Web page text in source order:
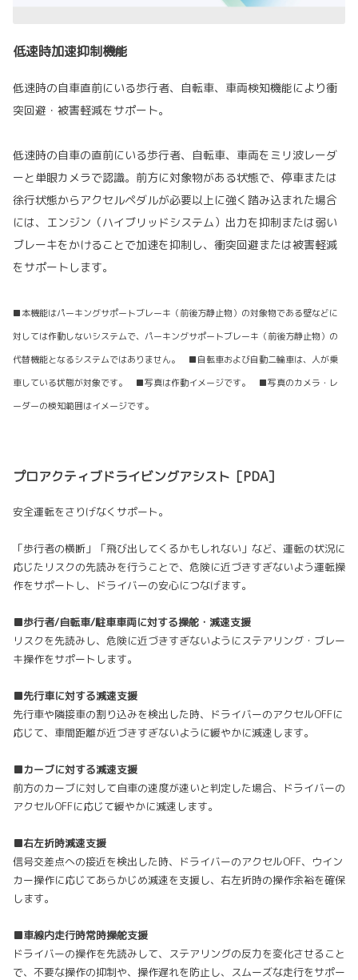
低速時加速抑制機能
低速時の自車直前にいる歩行者、自転車、車両検知機能により衝
突回避・被害軽減をサポート。
低速時の自車の直前にいる歩行者、自転車、車両をミリ波レーダ
ーと単眼カメラで認識。前方に対象物がある状態で、停車または
徐行状態からアクセルペダルが必要以上に強く踏み込まれた場合
には、エンジン（ハイブリッドシステム）出力を抑制または弱い
ブレーキをかけることで加速を抑制し、衝突回避または被害軽減
をサポートします。
■本機能はパーキングサポートブレーキ（前後方静止物）の対象物である壁などに
対しては作動しないシステムで、パーキングサポートブレーキ（前後方静止物）の
代替機能となるシステムではありません。 ■自転車および自動二輪車は、人が乗
車している状態が対象です。 ■写真は作動イメージです。 ■写真のカメラ・レ
ーダーの検知範囲はイメージです。
プロアクティブドライビングアシスト［PDA］
安全運転をさりげなくサポート。
「歩行者の横断」「飛び出してくるかもしれない」など、運転の状況に
応じたリスクの先読みを行うことで、危険に近づきすぎないよう運転操
作をサポートし、ドライバーの安心につなげます。
■歩行者/自転車/駐車車両に対する操舵・減速支援
リスクを先読みし、危険に近づきすぎないようにステアリング・ブレー
キ操作をサポートします。
■先行車に対する減速支援
先行車や隣接車の割り込みを検出した時、ドライバーのアクセルOFFに
応じて、車間距離が近づきすぎないように緩やかに減速します。
■カーブに対する減速支援
前方のカーブに対して自車の速度が速いと判定した場合、ドライバーの
アクセルOFFに応じて緩やかに減速します。
■右左折時減速支援
信号交差点への接近を検出した時、ドライバーのアクセルOFF、ウイン
カー操作に応じてあらかじめ減速を支援し、右左折時の操作余裕を確保
します。
■車線内走行時常時操舵支援
ドライバーの操作を先読みして、ステアリングの反力を変化させること
で、不要な操作の抑制や、操作遅れを防止し、スムーズな走行をサポー